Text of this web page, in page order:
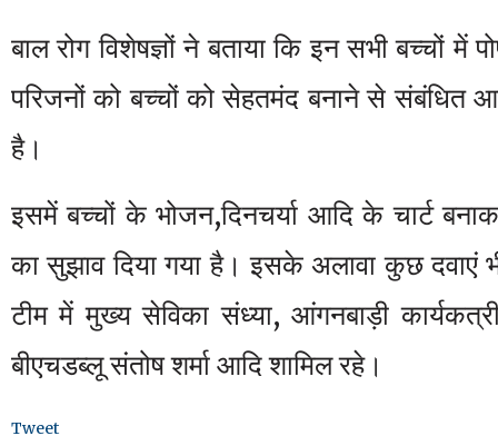
बाल रोग विशेषज्ञों ने बताया कि इन सभी बच्चों
परिजनों को बच्चों को सेहतमंद बनाने से संबंधित
है।
इसमें बच्चों के भोजन,दिनचर्या आदि के चार्ट
का सुझाव दिया गया है। इसके अलावा कुछ दवाएं
टीम में मुख्य सेविका संध्या, आंगनबाड़ी
बीएचडब्लू संतोष शर्मा आदि शामिल रहे।
Tweet